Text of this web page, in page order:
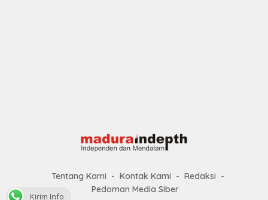
Tentang Kami Kontak Kami
Redaksi
Pedoman Media Siber
Kirim Info